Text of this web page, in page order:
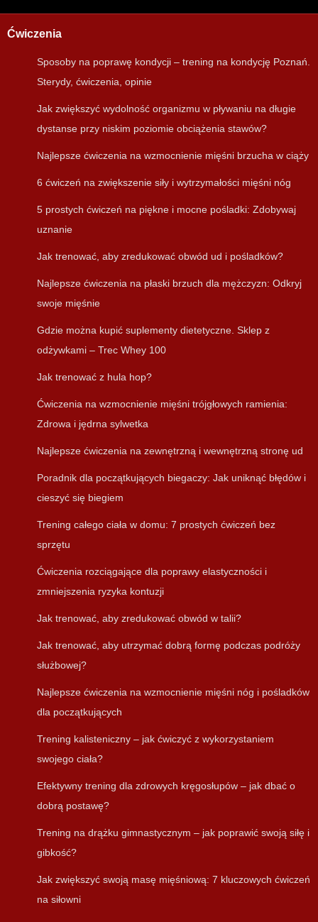
Ćwiczenia
Sposoby na poprawę kondycji – trening na kondycję Poznań.
Sterydy, ćwiczenia, opinie
Jak zwiększyć wydolność organizmu w pływaniu na długie
dystanse przy niskim poziomie obciążenia stawów?
Najlepsze ćwiczenia na wzmocnienie mięśni brzucha w ciąży
6 ćwiczeń na zwiększenie siły i wytrzymałości mięśni nóg
5 prostych ćwiczeń na piękne i mocne pośladki: Zdobywaj
uznanie
Jak trenować, aby zredukować obwód ud i pośladków?
Najlepsze ćwiczenia na płaski brzuch dla mężczyzn: Odkryj
swoje mięśnie
Gdzie można kupić suplementy dietetyczne. Sklep z
odżywkami – Trec Whey 100
Jak trenować z hula hop?
Ćwiczenia na wzmocnienie mięśni trójgłowych ramienia:
Zdrowa i jędrna sylwetka
Najlepsze ćwiczenia na zewnętrzną i wewnętrzną stronę ud
Poradnik dla początkujących biegaczy: Jak uniknąć błędów i
cieszyć się biegiem
Trening całego ciała w domu: 7 prostych ćwiczeń bez
sprzętu
Ćwiczenia rozciągające dla poprawy elastyczności i
zmniejszenia ryzyka kontuzji
Jak trenować, aby zredukować obwód w talii?
Jak trenować, aby utrzymać dobrą formę podczas podróży
służbowej?
Najlepsze ćwiczenia na wzmocnienie mięśni nóg i pośladków
dla początkujących
Trening kalisteniczny – jak ćwiczyć z wykorzystaniem
swojego ciała?
Efektywny trening dla zdrowych kręgosłupów – jak dbać o
dobrą postawę?
Trening na drążku gimnastycznym – jak poprawić swoją siłę i
gibkość?
Jak zwiększyć swoją masę mięśniową: 7 kluczowych ćwiczeń
na siłowni